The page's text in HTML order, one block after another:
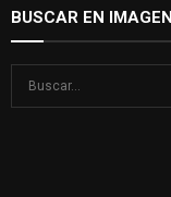
BUSCAR EN IMAGEN